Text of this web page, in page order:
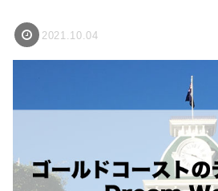
2021.10.04